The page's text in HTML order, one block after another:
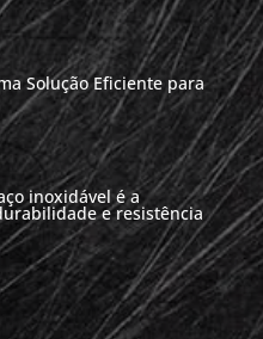
Solução Eficiente para
inoxidável é a
e resistência